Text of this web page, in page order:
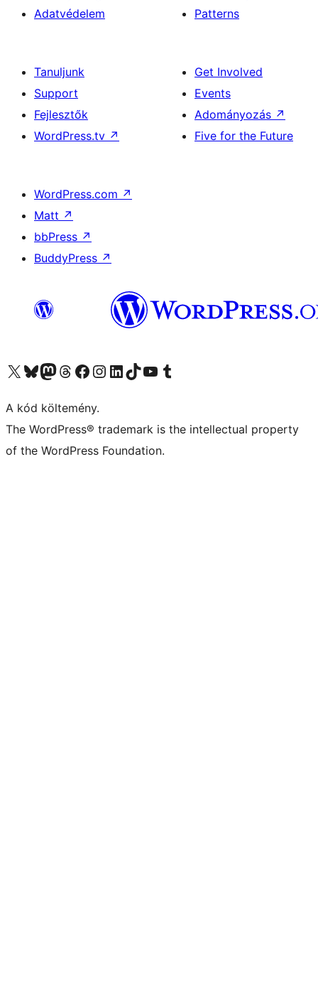
Adatvédelem
Patterns
Tanuljunk
Support
Fejlesztők
WordPress.tv ↗
Get Involved
Events
Adományozás ↗
Five for the Future
WordPress.com ↗
Matt ↗
bbPress ↗
BuddyPress ↗
Visit our X (formerly Twitter) account
Visit our Bluesky account
Twitter csatornánk
Visit our Threads account
Facebook oldalunk megtekintése
Visit our Instagram account
Visit our LinkedIn account
Visit our TikTok account
Visit our YouTube channel
Visit our Tumblr account
A kód költemény.
The WordPress® trademark is the intellectual property
of the WordPress Foundation.